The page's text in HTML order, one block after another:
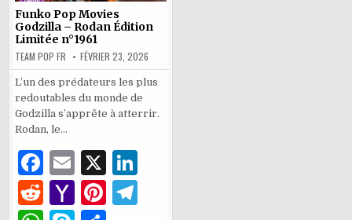
Funko Pop Movies
Godzilla – Rodan Édition
Limitée n°1961
TEAM POP FR FÉVRIER 23, 2026
L’un des prédateurs les plus
redoutables du monde de
Godzilla s’apprête à atterrir.
Rodan, le…
F
a
c
E
m
ai
X
R
Y
Pi